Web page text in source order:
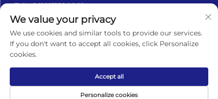
Tel.:+8618151580069
E-mail: [email protected]
Autorské práva © Zhangjiagang Hengyu Beverage
ochrany súkromia
We value your privacy
We use cookies and similar tools to provide our services.
If you don't want to accept all cookies, click Personalize
cookies.
Personalize cookies
Accept all